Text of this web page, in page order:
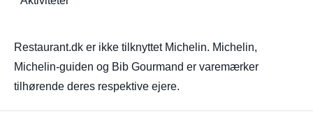
Restaurant.dk er ikke tilknyttet Michelin. Michelin,
Michelin-guiden og Bib Gourmand er varemærker
tilhørende deres respektive ejere.